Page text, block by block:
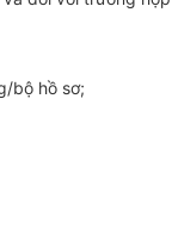
bộ hồ sơ;